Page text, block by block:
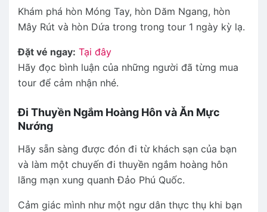
Khám phá hòn Móng Tay, hòn Dăm Ngang, hòn
Mây Rút và hòn Dứa trong trong tour 1 ngày kỳ lạ.
Đặt vé ngay: Tại đây
Hãy đọc bình luận của những người đã từng mua
tour để cảm nhận nhé.
Đi Thuyền Ngắm Hoàng Hôn và Ăn Mực
Nướng
Hãy sẵn sàng được đón đi từ khách sạn của bạn
và làm một chuyến đi thuyền ngắm hoàng hôn
lãng mạn xung quanh Đảo Phú Quốc.
Cảm giác mình như một ngư dân thực thụ khi bạn